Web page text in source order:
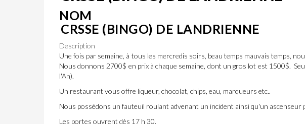
NOM
CRSSE (BINGO) DE LANDRIENNE
Description
Une fois par semaine, à tous les mercredis soirs, beau temps mauvais temps,
Nous donnons 2700$ en prix à chaque semaine, dont un gros lot est 1500$.
l'An).
Un restaurant vous offre liqueur, chocolat, chips, eau, marqueurs etc..
Nous possédons un fauteuil roulant advenant un incident ainsi qu'un ascenseur
Les portes ouvrent dès 17 h 30.